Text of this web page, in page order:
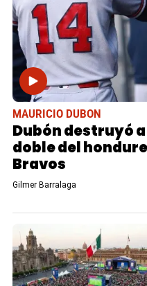
MAURICIO DUBON
Dubón destruyó
doble del
Bravos
Gilmer Barralaga